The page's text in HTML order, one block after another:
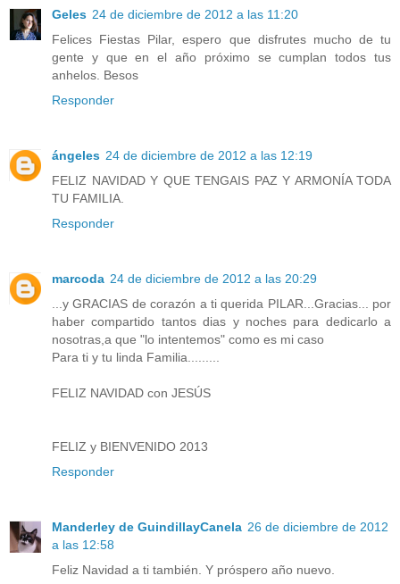
Geles 24 de diciembre de 2012 a las 11:20
Felices Fiestas Pilar, espero que disfrutes mucho de tu
gente y que en el año próximo se cumplan todos tus
anhelos. Besos
Responder
ángeles 24 de diciembre de 2012 a las 12:19
FELIZ NAVIDAD Y QUE TENGAIS PAZ Y ARMONÍA TODA
TU FAMILIA.
Responder
marcoda 24 de diciembre de 2012 a las 20:29
...y GRACIAS de corazón a ti querida PILAR...Gracias... por
haber compartido tantos dias y noches para dedicarlo a
nosotras,a que "lo intentemos" como es mi caso
Para ti y tu linda Familia.........
FELIZ NAVIDAD con JESÚS
FELIZ y BIENVENIDO 2013
Responder
Manderley de GuindillayCanela 26 de diciembre de 2012
a las 12:58
Feliz Navidad a ti también. Y próspero año nuevo.